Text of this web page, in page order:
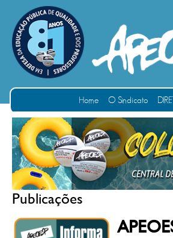
Home O Sindicato
Publicações